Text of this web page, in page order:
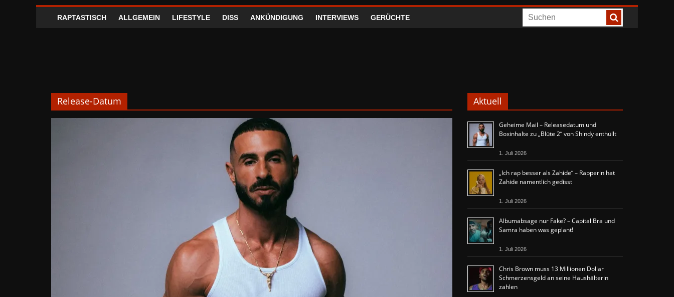
RAPTASTISCH ALLGEMEIN LIFESTYLE DISS ANKÜNDIGUNG INTERVIEWS GERÜCHTE
Release-Datum Aktuell
Geheime Mail – Releasedatum und
Boxinhalte zu „Blüte 2“ von Shindy enthüllt
1. Juli 2026
„Ich rap besser als Zahide“ – Rapperin hat
Zahide namentlich gedisst
1. Juli 2026
Albumabsage nur Fake? – Capital Bra und
Samra haben was geplant!
1. Juli 2026
Chris Brown muss 13 Millionen Dollar
Schmerzensgeld an seine Haushälterin
zahlen